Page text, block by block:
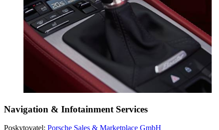
Navigation & Infotainment Services
Poskytovatel: Porsche Sales & Marketplace GmbH